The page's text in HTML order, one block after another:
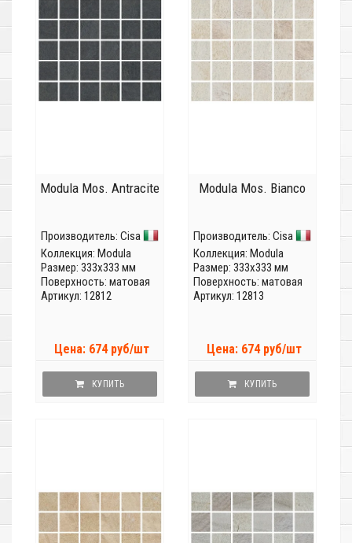
Modula Mos. Antracite
Производитель: Cisa
Коллекция: Modula
Размер: 333x333 мм
Поверхность: матовая
Артикул: 12812
Цена: 674 руб/шт
КУПИТЬ
Modula Mos. Bianco
Производитель: Cisa
Коллекция: Modula
Размер: 333x333 мм
Поверхность: матовая
Артикул: 12813
Цена: 674 руб/шт
КУПИТЬ